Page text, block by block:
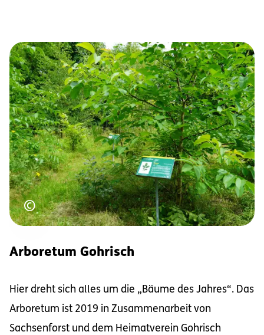
©Urheberrecht
Arboretum Gohrisch
Hier dreht sich alles um die „Bäume des Jahres“. Das
Arboretum ist 2019 in Zusammenarbeit von
Sachsenforst und dem Heimatverein Gohrisch